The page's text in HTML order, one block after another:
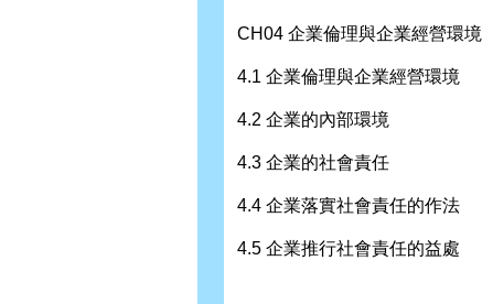
CH04 企業倫理與企業經營環境
4.1 企業倫理與企業經營環境
4.2 企業的內部環境
4.3 企業的社會責任
4.4 企業落實社會責任的作法
4.5 企業推行社會責任的益處